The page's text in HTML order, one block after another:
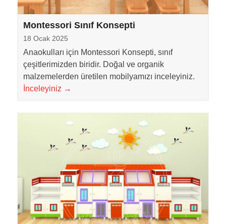
Montessori Sınıf Konsepti
18 Ocak 2025
Anaokulları için Montessori Konsepti, sınıf
çeşitlerimizden biridir. Doğal ve organik
malzemelerden üretilen mobilyamızı inceleyiniz.
İnceleyiniz →